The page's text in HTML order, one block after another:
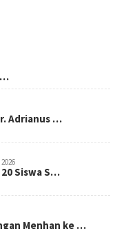
Adrianus …
Siswa S…
Menhan ke …